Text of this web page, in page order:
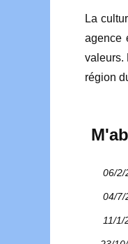
La
agence
valeurs.
région
06/2/
04/7/
11/1/